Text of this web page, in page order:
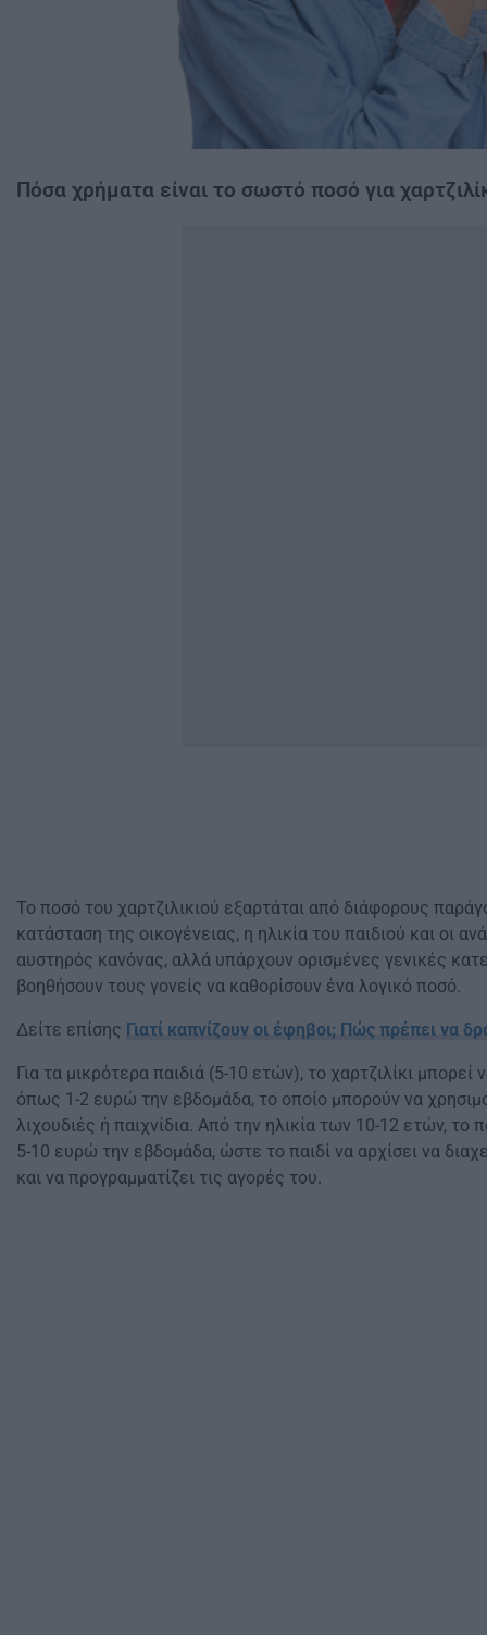
Πόσα χρήματα είναι το σωστό ποσό για
Το ποσό του χαρτζιλικιού εξαρτάται από διάφορους
κατάσταση της οικογένειας, η ηλικία του παιδιού και οι
αυστηρός κανόνας, αλλά υπάρχουν ορισμένες γενικές
βοηθήσουν τους γονείς να καθορίσουν ένα λογικό ποσό.
Δείτε επίσης Γιατί καπνίζουν οι έφηβοι; Πώς πρέπει να
Για τα μικρότερα παιδιά (5-10 ετών), το χαρτζιλίκι μπορεί
όπως 1-2 ευρώ την εβδομάδα, το οποίο μπορούν να
λιχουδιές ή παιχνίδια. Από την ηλικία των 10-12 ετών, το
5-10 ευρώ την εβδομάδα, ώστε το παιδί να αρχίσει να
και να προγραμματίζει τις αγορές του.